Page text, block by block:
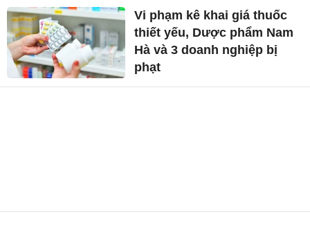
Vi phạm kê khai giá thuốc
thiết yếu, Dược phẩm Nam
Hà và 3 doanh nghiệp bị
phạt